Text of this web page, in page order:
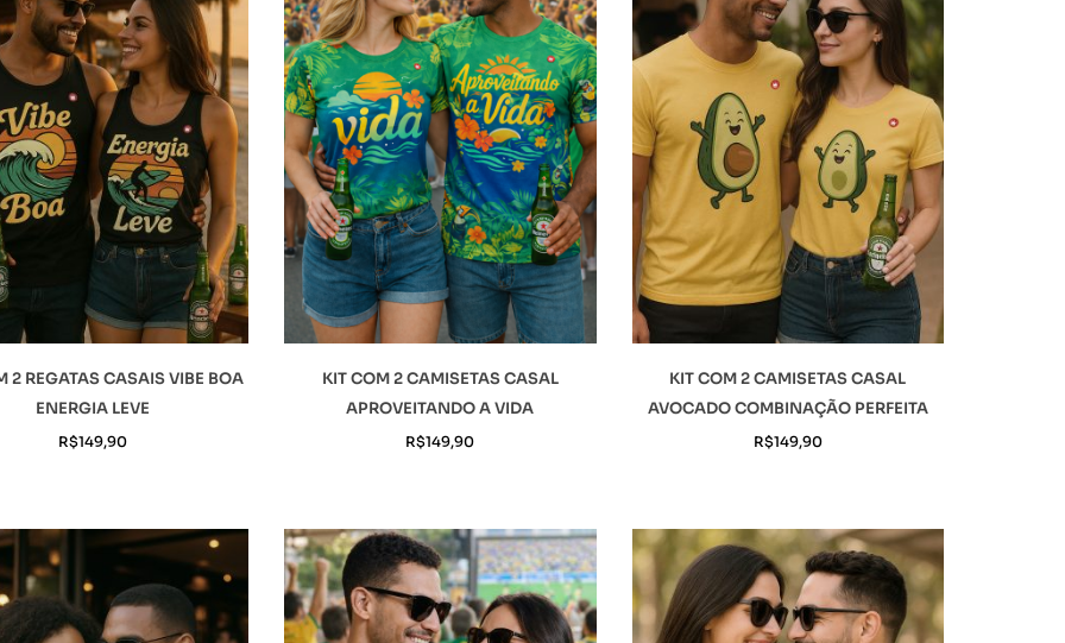
2 REGATAS CASAIS VIBE BOA
ENERGIA LEVE
R$149,90
KIT COM 2 CAMISETAS CASAL
APROVEITANDO A VIDA
R$149,90
KIT COM 2 CAMISETAS CASAL
AVOCADO COMBINAÇÃO PERFEITA
R$149,90